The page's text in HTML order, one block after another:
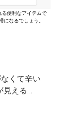
る便利なアイテムで
になるでしょう。
くて辛い
見える…